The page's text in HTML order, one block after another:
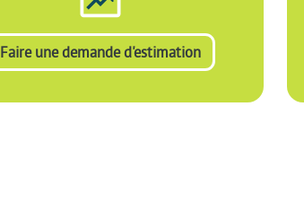
Faire une demande d'estimation